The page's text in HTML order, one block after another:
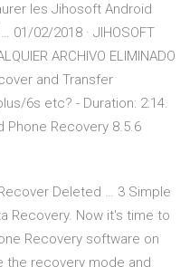
les Jihosoft Android
01/02/2018 · JIHOSOFT
ARCHIVO ELIMINADO
and Transfer
6s etc? - Duration: 2:14.
Phone Recovery 8.5.6
Deleted … 3 Simple
Recovery. Now it's time to
Recovery software on
the recovery mode and